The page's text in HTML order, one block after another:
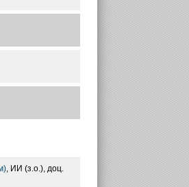
, ИИ (з.о.), доц.